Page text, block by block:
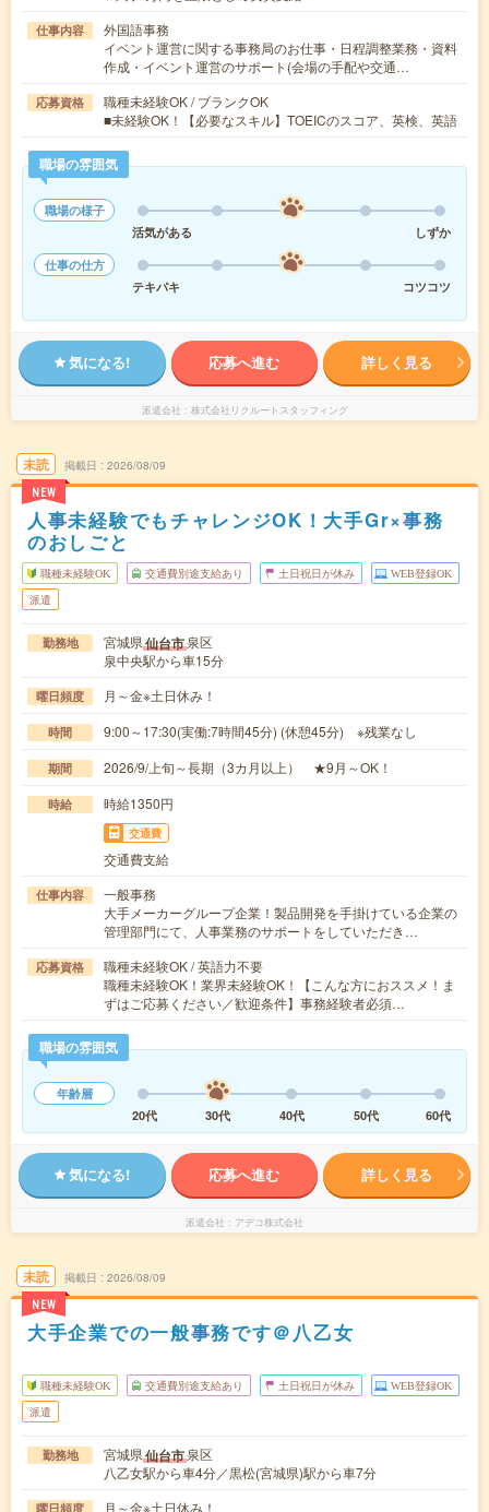
仕事内容
外国語事務
イベント運営に関する事務局のお仕事・日程調整業務・資料
作成・イベント運営のサポート(会場の手配や交通…
応募資格
職種未経験OK / ブランクOK
■未経験OK！【必要なスキル】TOEICのスコア、英検、英語
職場の雰囲気
職場の様子
活気がある
しずか
仕事の仕方
テキパキ
コツコツ
気になる! 応募へ進む 詳しく見る
派遣会社 株式会社リクルートスタッフィング
未読
NEW
掲載日 2026/08/09
人事未経験でもチャレンジOK！大手Gr×事務
のおしごと
職種未経験OK 交通費別途支給あり 土日祝日が休み WEB登録OK
派遣
勤務地 宮城県仙台市泉区
泉中央駅から車15分
曜日頻度 月～金※土日休み！
時間 9:00～17:30(実働:7時間45分) (休憩45分) ※残業なし
期間 2026/9/上旬～長期（3カ月以上） ★9月～OK！
時給 時給1350円
交通費
交通費支給
仕事内容
一般事務
大手メーカーグループ企業！製品開発を手掛けている企業の
管理部門にて、人事業務のサポートをしていただき…
応募資格
職種未経験OK / 英語力不要
職種未経験OK！業界未経験OK！【こんな方におススメ！ま
ずはご応募ください／歓迎条件】事務経験者必須…
職場の雰囲気
年齢層
20代
30代 40代 50代 60代
気になる! 応募へ進む 詳しく見る
派遣会社 アデコ株式会社
未読
NEW
掲載日 2026/08/09
大手企業での一般事務です＠八乙女
職種未経験OK 交通費別途支給あり 土日祝日が休み WEB登録OK
派遣
勤務地 宮城県仙台市泉区
八乙女駅から車4分／黒松(宮城県)駅から車7分
曜日頻度 月～金※土日休み！